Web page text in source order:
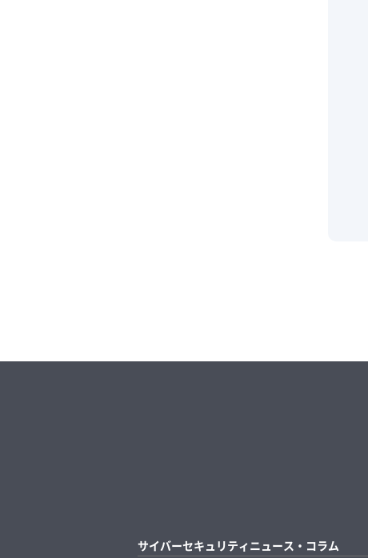
サイバーセキュリティニュース・コラム